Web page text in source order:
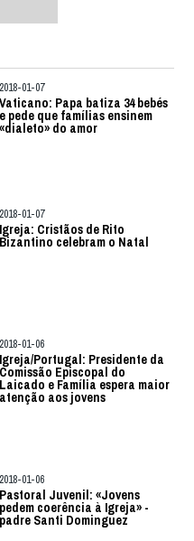
2018-01-07
Vaticano: Papa batiza 34 bebés
e pede que famílias ensinem
«dialeto» do amor
2018-01-07
Igreja: Cristãos de Rito
Bizantino celebram o Natal
2018-01-06
Igreja/Portugal: Presidente da
Comissão Episcopal do
Laicado e Família espera maior
atenção aos jovens
2018-01-06
Pastoral Juvenil: «Jovens
pedem coerência à Igreja» -
padre Santi Dominguez